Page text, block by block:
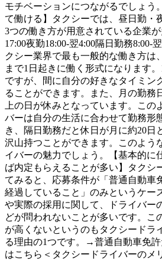
モチベーションにつながるでしょう
て働ける】タクシーでは、昼日勤・
3つの働き方が用意されている企業
17:00夜勤18:00-翌4:00隔日勤務8:00-
クシー業界で最も一般的な働き方は
まで1日起きに働く形式になります
ですが、間に自分の好きなタイミン
ることができます。また、月の勤務
上の日が休みとなっています。この
バーは自分の生活に合わせて勤務形
き、隔日勤務だと休日が月に約20日
沢山持つことができます。このよう
イバーの魅力でしょう。【基本的に
ば内定もらえることが多い】タクシ
てみると、応募条件が「普通自動車
経過していること」のみというケー
や実際の採用に関して、ドライバー
どが問われないことが多いです。こ
が高くないというのもタクシードラ
る理由の1つです。→普通自動車免
はこちら＜タクシードライバーのメ